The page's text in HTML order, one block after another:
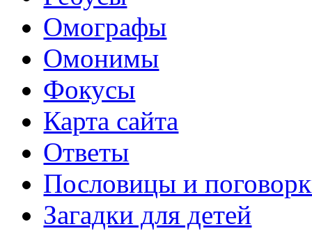
Омографы
Омонимы
Фокусы
Карта сайта
Ответы
Пословицы и
Загадки для детей